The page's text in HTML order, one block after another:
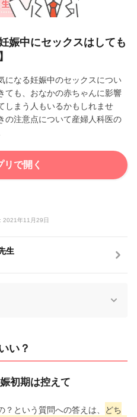
娠中にセックスはしても
になる妊娠中のセックスについ
ても、おなかの赤ちゃんに影響
まう人もいるかもしれませ
の注意点について産婦人科医の
リで開く
2021年11月29日
生
い？
初期は控えて
という質問への答えは、
どち